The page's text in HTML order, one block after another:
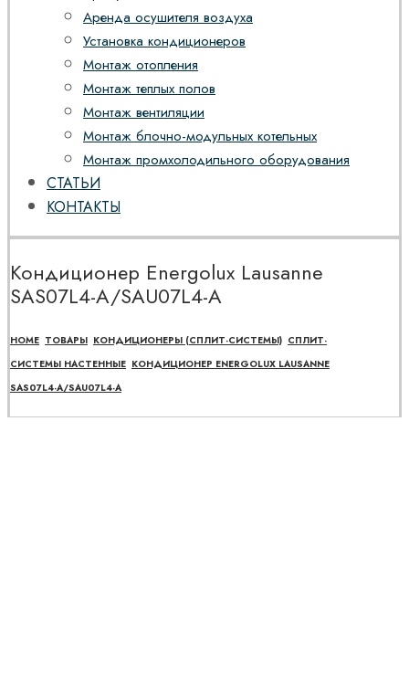
Аренда осушителя воздуха
Установка кондиционеров
Монтаж отопления
Монтаж теплых полов
Монтаж вентиляции
Монтаж блочно-модульных котельных
Монтаж промхолодильного оборудования
СТАТЬИ
КОНТАКТЫ
Кондиционер Energolux Lausanne
SAS07L4-A/SAU07L4-A
HOME ТОВАРЫ КОНДИЦИОНЕРЫ (СПЛИТ-СИСТЕМЫ) СПЛИТ-
СИСТЕМЫ НАСТЕННЫЕ КОНДИЦИОНЕР ENERGOLUX LAUSANNE
SAS07L4-A/SAU07L4-A